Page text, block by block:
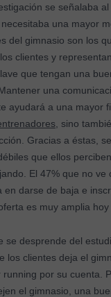
se señalaba
una mayor
del gimnasio son los
clientes y
que tengan una
una
ayudará a una mayor
, sino
Gracias a éstas,
que ellos
El 47% que no ve
en darse de baja e
es muy amplia hoy
se desprende del
los clientes deja el
por su cuenta.
el gimnasio, una